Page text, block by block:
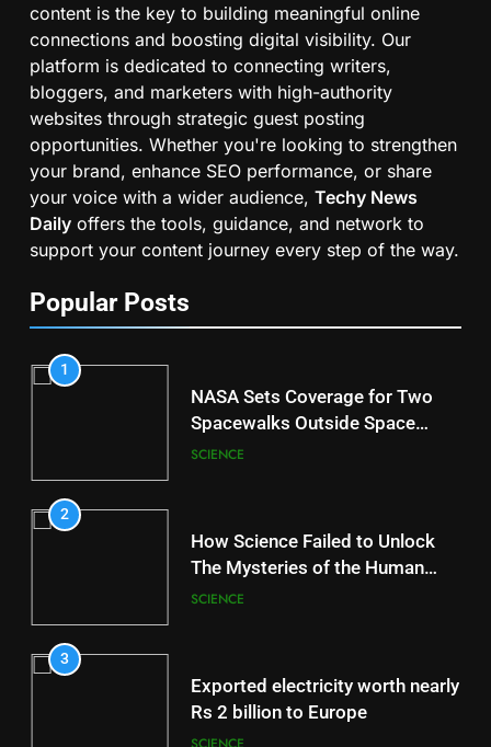
content is the key to building meaningful online
connections and boosting digital visibility. Our
platform is dedicated to connecting writers,
bloggers, and marketers with high-authority
websites through strategic guest posting
opportunities. Whether you're looking to strengthen
your brand, enhance SEO performance, or share
your voice with a wider audience, Techy News
Daily offers the tools, guidance, and network to
support your content journey every step of the way.
Popular Posts
1
NASA Sets Coverage for Two
Spacewalks Outside Space
Station
SCIENCE
2
How Science Failed to Unlock
The Mysteries of the Human
Brain
SCIENCE
3
Exported electricity worth nearly
Rs 2 billion to Europe